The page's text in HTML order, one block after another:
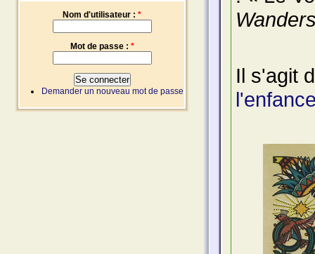
Il s'agit
Nom d'utilisateur : *
Mot de passe : *
Demander un nouveau mot de passe